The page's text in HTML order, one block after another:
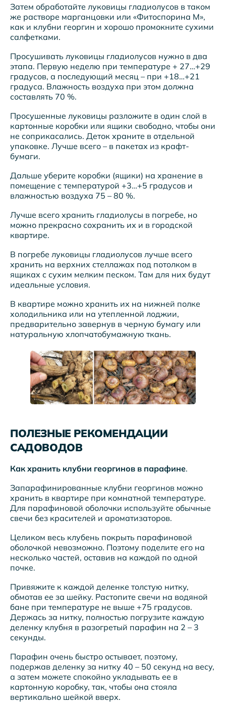
Затем обработайте луковицы гладиолусов в таком
же растворе марганцовки или «Фитоспорина М»,
как и клубни георгин и хорошо промокните сухими
салфетками.
Просушивать луковицы гладиолусов нужно в два
этапа. Первую неделю при температуре + 27…+29
градусов, а последующий месяц – при +18…+21
градуса. Влажность воздуха при этом должна
составлять 70 %.
Просушенные луковицы разложите в один слой в
картонные коробки или ящики свободно, чтобы они
не соприкасались. Деток храните в отдельной
упаковке. Лучше всего – в пакетах из крафт-
бумаги.
Дальше уберите коробки (ящики) на хранение в
помещение с температурой +3…+5 градусов и
влажностью воздуха 75 – 80 %.
Лучше всего хранить гладиолусы в погребе, но
можно прекрасно сохранить их и в городской
квартире.
В погребе луковицы гладиолусов лучше всего
хранить на верхних стеллажах под потолком в
ящиках с сухим мелким песком. Там для них будут
идеальные условия.
В квартире можно хранить их на нижней полке
холодильника или на утепленной лоджии,
предварительно завернув в черную бумагу или
натуральную хлопчатобумажную ткань.
ПОЛЕЗНЫЕ РЕКОМЕНДАЦИИ
САДОВОДОВ
Как хранить клубни георгинов в парафине.
Запарафинированные клубни георгинов можно
хранить в квартире при комнатной температуре.
Для парафиновой оболочки используйте обычные
свечи без красителей и ароматизаторов.
Целиком весь клубень покрыть парафиновой
оболочкой невозможно. Поэтому поделите его на
несколько частей, оставив на каждой по одной
почке.
Привяжите к каждой деленке толстую нитку,
обмотав ее за шейку. Растопите свечи на водяной
бане при температуре не выше +75 градусов.
Держась за нитку, полностью погрузите каждую
деленку клубня в разогретый парафин на 2 – 3
секунды.
Парафин очень быстро остывает, поэтому,
подержав деленку за нитку 40 – 50 секунд на весу,
а затем можете спокойно укладывать ее в
картонную коробку, так, чтобы она стояла
вертикально шейкой вверх.